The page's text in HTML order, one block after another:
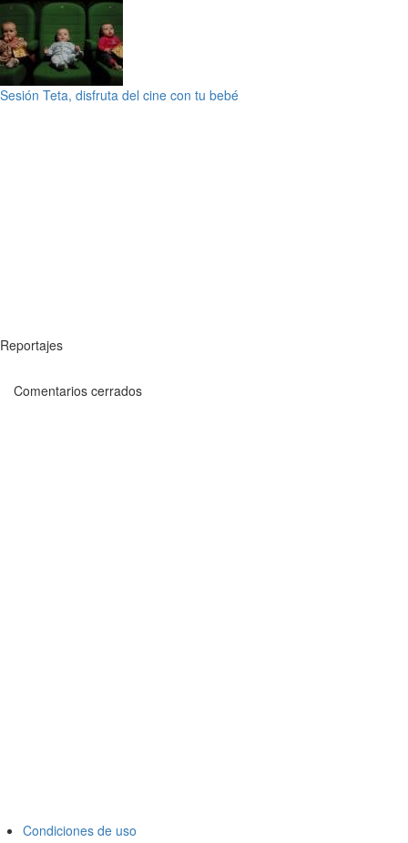
Sesión Teta, disfruta del cine con tu bebé
Reportajes
Comentarios cerrados
Condiciones de uso